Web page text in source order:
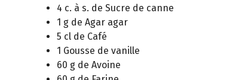
4 c. à s. de Sucre de canne
1 g de Agar agar
5 cl de Café
1 Gousse de vanille
60 g de Avoine